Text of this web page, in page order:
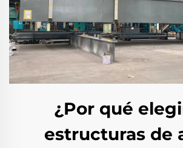
¿Por qué
estructuras de